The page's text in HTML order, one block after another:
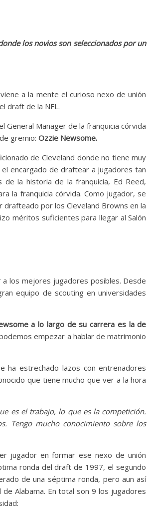
los novios son seleccionados por un
a la mente el curioso nexo de unión
draft de la NFL.
General Manager de la franquicia córvida
gremio: Ozzie Newsome.
de Cleveland donde no tiene muy
encargado de draftear a jugadores tan
la historia de la franquicia, Ed Reed,
la franquicia córvida. Como jugador, se
por los Cleveland Browns en la
méritos suficientes para llegar al Salón
los mejores jugadores posibles. Desde
equipo de scouting en universidades
a lo largo de su carrera es la de
empezar a hablar de matrimonio
ha estrechado lazos con entrenadores
que tiene mucho que ver a la hora
es el trabajo, lo que es la competición.
Tengo mucho conocimiento sobre los
jugador en formar ese nexo de unión
ronda del draft de 1997, el segundo
de una séptima ronda, pero aun así
Alabama. En total son 9 los jugadores